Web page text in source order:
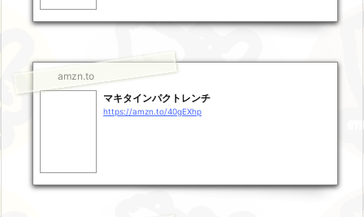
amzn.to
マキタインパクトレンチ
https://amzn.to/40gEXhp